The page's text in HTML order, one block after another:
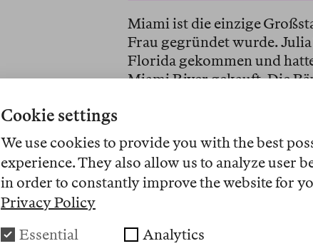
Miami ist die einzige
Frau gegründet wurde.
Florida gekommen und
Miami River gekauft. Die
Staates für «einen der
Orangenplantage an.
The
zerstörte einen Großteil der
Geschäft im Süden
Eisenbahnmagnaten Henry
Railway anzuschließen.
ihrem Land zur Stadt, und
Cookie settings
We use cookies to provide you with the best
experience. They also allow us to analyze user
in order to constantly improve the website for
Privacy Policy
Essential
Analytics